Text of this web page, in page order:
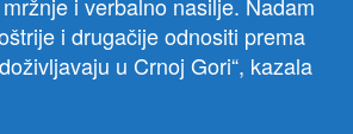
i verbalno nasilje. Nadam
i drugačije odnositi prema
u Crnoj Gori“, kazala